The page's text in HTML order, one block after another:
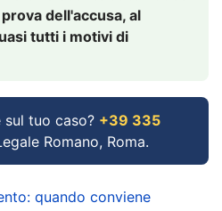
dell'accusa, al
tutti i motivi di
sul tuo caso? +39 335
Romano, Roma.
quando conviene